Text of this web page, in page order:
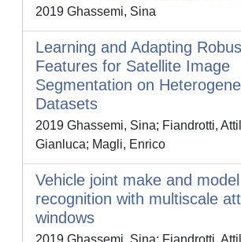
2019 Ghassemi, Sina
Learning and Adapting
Features for Satellite Image
Segmentation on
Datasets
2019 Ghassemi, Sina; Fiandrotti,
Gianluca; Magli, Enrico
Vehicle joint make and model
recognition with multiscale
windows